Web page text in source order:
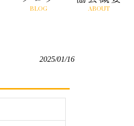
BLOG ABOUT
2025/01/16